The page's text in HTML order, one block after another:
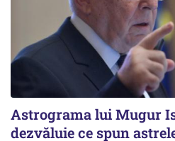
Astrograma lui Mugur
dezvăluie ce spun